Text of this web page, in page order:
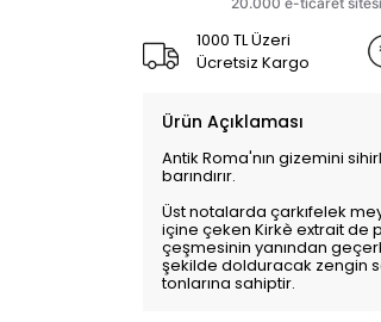
1000 TL Üzeri
Ücretsiz Kargo
Ürün Açıklaması
Antik Roma'nın gizemini
barındırır.
Üst notalarda çarkıfelek
içine çeken Kirkè extrait de
çeşmesinin yanından
şekilde dolduracak zengin
tonlarına sahiptir.